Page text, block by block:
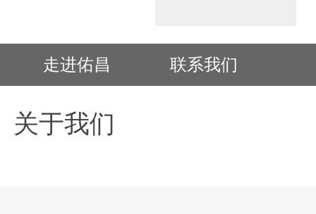
走进佑昌 联系我们
关于我们